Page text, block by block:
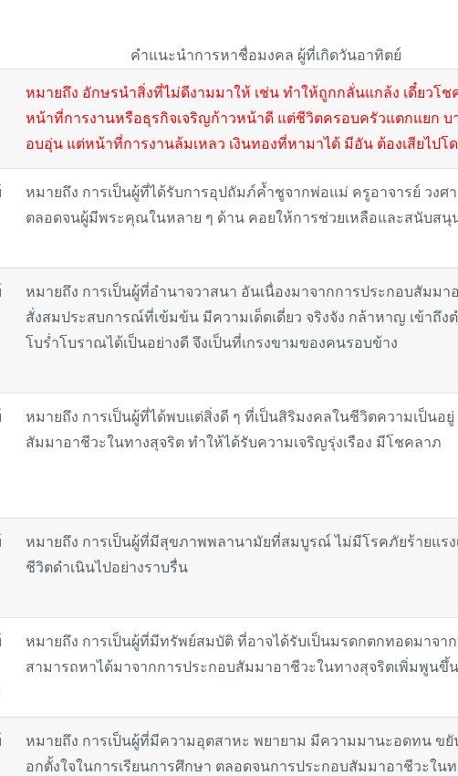
คำแนะนำการหาชื่อมงคล ผู้ที่เกิดวันอาทิตย์
หมายถึง อักษรนำสิ่งที่ไม่ดีงามมาให้ เช่น ทำให้ถูกกลั่นแกล้ง เดี๋ยวโช
หน้าที่การงานหรือธุรกิจเจริญก้าวหน้าดี แต่ชีวิตครอบครัวแตกแยก
อบอุ่น แต่หน้าที่การงานล้มเหลว เงินทองที่หามาได้ มีอัน ต้องเสียไปโ
หมายถึง การเป็นผู้ที่ได้รับการอุปถัมภ์ค้ำชูจากพ่อแม่ ครูอาจารย์ วง
ตลอดจนผู้มีพระคุณในหลาย ๆ ด้าน คอยให้การช่วยเหลือและสนับสนุ
หมายถึง การเป็นผู้ที่อำนาจวาสนา อันเนื่องมาจากการประกอบสัมมา
สั่งสมประสบการณ์ที่เข้มข้น มีความเด็ดเดี่ยว จริงจัง กล้าหาญ เข้าถึง
โบร่ำโบราณได้เป็นอย่างดี จึงเป็นที่เกรงขามของคนรอบข้าง
หมายถึง การเป็นผู้ที่ได้พบแต่สิ่งดี ๆ ที่เป็นสิริมงคลในชีวิตความเป็นอ
สัมมาอาชีวะในทางสุจริต ทำให้ได้รับความเจริญรุ่งเรือง มีโชคลาภ
หมายถึง การเป็นผู้ที่มีสุขภาพพลานามัยที่สมบูรณ์ ไม่มีโรคภัยร้ายแรง
ชีวิตดำเนินไปอย่างราบรื่น
หมายถึง การเป็นผู้ที่มีทรัพย์สมบัติ ที่อาจได้รับเป็นมรดกตกทอดมาจา
สามารถหาได้มาจากการประกอบสัมมาอาชีวะในทางสุจริตเพิ่มพูนขึ้น
หมายถึง การเป็นผู้ที่มีความอุตสาหะ พยายาม มีความมานะอดทน ข
อกตั้งใจในการเรียนการศึกษา ตลอดจนการประกอบสัมมาอาชีวะในท